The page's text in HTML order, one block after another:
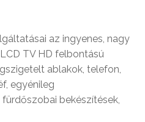
az ingyenes, nagy
TV HD felbontású
ablakok, telefon,
egyénileg
bekészítések,